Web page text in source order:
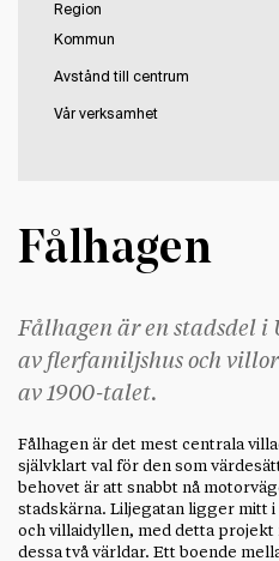
Region
Kommun
Avstånd till centrum
Vår verksamhet
Fålhagen
Fålhagen är en stadsdel i
av flerfamiljshus och
av 1900-talet.
Fålhagen är det mest centrala
självklart val för den som
behovet är att snabbt nå
stadskärna. Liljegatan ligger mitt
och villaidyllen, med detta projekt
dessa två världar. Ett boende